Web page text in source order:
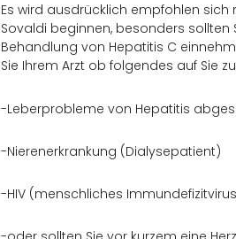
Es wird ausdrücklich empfohlen
Sovaldi beginnen, besonders
Behandlung von Hepatitis C
Sie Ihrem Arzt ob folgendes auf Sie
-Leberprobleme von Hepatitis
-Nierenerkrankung (Dialysepatient)
-HIV (menschliches